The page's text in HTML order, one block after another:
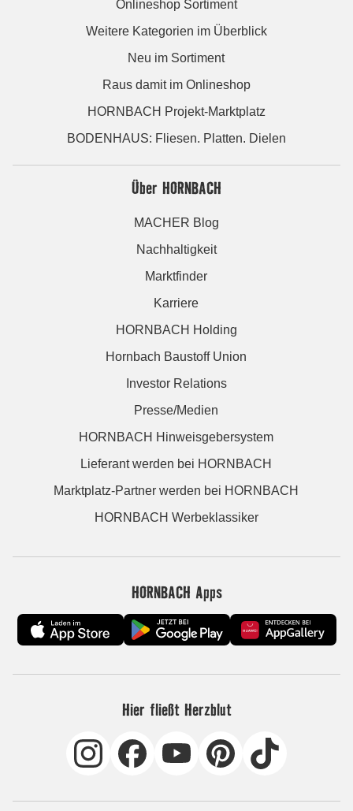
Onlineshop Sortiment
Weitere Kategorien im Überblick
Neu im Sortiment
Raus damit im Onlineshop
HORNBACH Projekt-Marktplatz
BODENHAUS: Fliesen. Platten. Dielen
Über HORNBACH
MACHER Blog
Nachhaltigkeit
Marktfinder
Karriere
HORNBACH Holding
Hornbach Baustoff Union
Investor Relations
Presse/Medien
HORNBACH Hinweisgebersystem
Lieferant werden bei HORNBACH
Marktplatz-Partner werden bei HORNBACH
HORNBACH Werbeklassiker
HORNBACH Apps
Hier fließt Herzblut